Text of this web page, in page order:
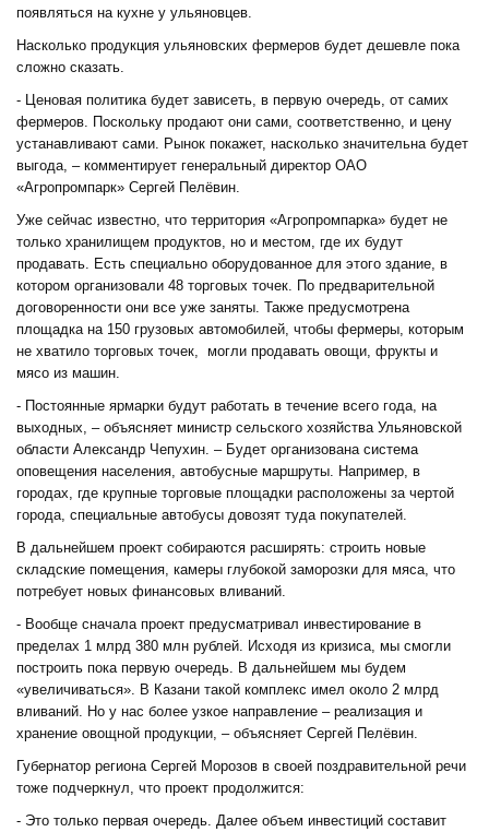
появляться на кухне у ульяновцев.
Насколько продукция ульяновских фермеров будет дешевле пока
сложно сказать.
- Ценовая политика будет зависеть, в первую очередь, от самих
фермеров. Поскольку продают они сами, соответственно, и цену
устанавливают сами. Рынок покажет, насколько значительна будет
выгода, – комментирует генеральный директор ОАО
«Агропромпарк» Сергей Пелёвин.
Уже сейчас известно, что территория «Агропромпарка» будет не
только хранилищем продуктов, но и местом, где их будут
продавать. Есть специально оборудованное для этого здание, в
котором организовали 48 торговых точек. По предварительной
договоренности они все уже заняты. Также предусмотрена
площадка на 150 грузовых автомобилей, чтобы фермеры, которым
не хватило торговых точек, могли продавать овощи, фрукты и
мясо из машин.
- Постоянные ярмарки будут работать в течение всего года, на
выходных, – объясняет министр сельского хозяйства Ульяновской
области Александр Чепухин. – Будет организована система
оповещения населения, автобусные маршруты. Например, в
городах, где крупные торговые площадки расположены за чертой
города, специальные автобусы довозят туда покупателей.
В дальнейшем проект собираются расширять: строить новые
складские помещения, камеры глубокой заморозки для мяса, что
потребует новых финансовых вливаний.
- Вообще сначала проект предусматривал инвестирование в
пределах 1 млрд 380 млн рублей. Исходя из кризиса, мы смогли
построить пока первую очередь. В дальнейшем мы будем
«увеличиваться». В Казани такой комплекс имел около 2 млрд
вливаний. Но у нас более узкое направление – реализация и
хранение овощной продукции, – объясняет Сергей Пелёвин.
Губернатор региона Сергей Морозов в своей поздравительной речи
тоже подчеркнул, что проект продолжится:
- Это только первая очередь. Далее объем инвестиций составит